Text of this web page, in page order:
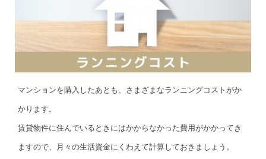
マンションを購入したあとも、さまざまなランニングコストがか
かります。
賃貸物件に住んでいるときにはかからなかった費用がかかってき
ますので、月々の生活資金にくわえて計算しておきましょう。